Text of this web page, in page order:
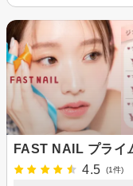
FAST NAIL プライ
4.5
(1件)